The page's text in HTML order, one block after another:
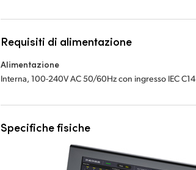
Requisiti di alimentazione
Alimentazione
Interna, 100-240V AC 50/60Hz con ingresso IEC C14
Specifiche fisiche